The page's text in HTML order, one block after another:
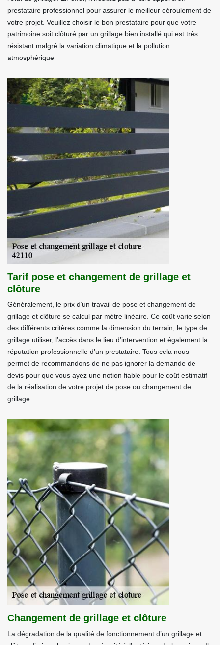
prestataire professionnel pour assurer le meilleur déroulement de
votre projet. Veuillez choisir le bon prestataire pour que votre
patrimoine soit clôturé par un grillage bien installé qui est très
résistant malgré la variation climatique et la pollution
atmosphérique.
Tarif pose et changement de grillage et
clôture
Généralement, le prix d’un travail de pose et changement de
grillage et clôture se calcul par mètre linéaire. Ce coût varie selon
des différents critères comme la dimension du terrain, le type de
grillage utiliser, l’accès dans le lieu d’intervention et également la
réputation professionnelle d’un prestataire. Tous cela nous
permet de recommandons de ne pas ignorer la demande de
devis pour que vous ayez une notion fiable pour le coût estimatif
de la réalisation de votre projet de pose ou changement de
grillage.
Changement de grillage et clôture
La dégradation de la qualité de fonctionnement d’un grillage et